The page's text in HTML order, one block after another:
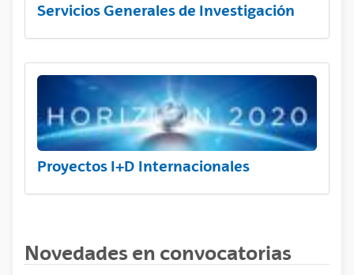
Servicios Generales de Investigación
Proyectos I+D Internacionales
Novedades en convocatorias